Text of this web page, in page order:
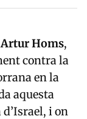
Homs,
contra la
en la
aquesta
i on